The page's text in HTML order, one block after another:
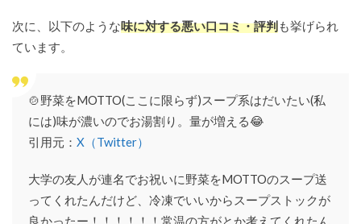
次に、以下のような味に対する悪い口コミ・評判も挙げられ
ています。
🍲野菜をMOTTO(ここに限らず)スープ系はだいたい(私
には)味が濃いのでお湯割り。量が増える😂
引用元： X（Twitter）
大学の友人が連名でお祝いに野菜をMOTTOのスープ送
ってくれたんだけど、冷凍でいいからスープストックが
良かったー！！！！！！常温の方がとか考えてくれたん